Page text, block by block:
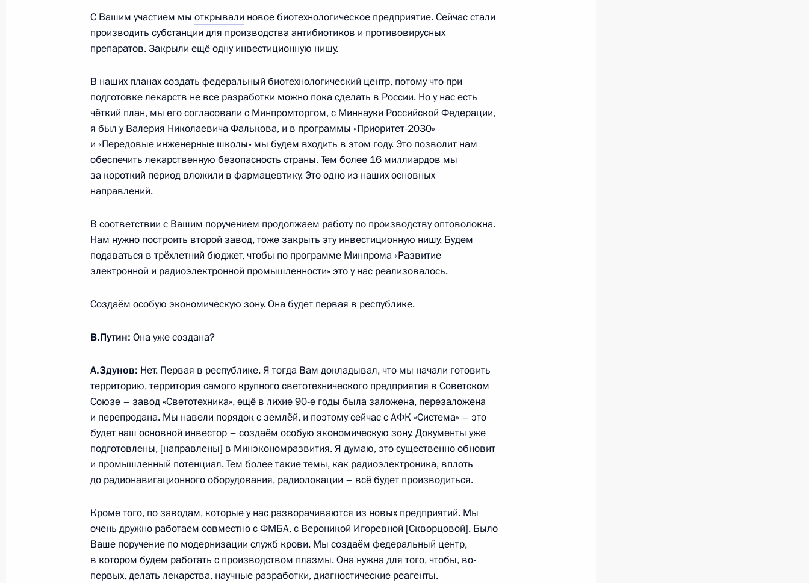
Совещание с членами Правительства
Пленарное заседание восьмого Восточного экономического
форума
12 сентября 2023 года, 11:45
Внесено изменение в Указ о применении специальных
экономических мер в сфере поставок природного газа в связи
с недружественными действиями некоторых иностранных
государств и международных организаций
Презентация результатов развития Дальнего Востока
11 сентября 2023 года, 15:15
Указ о временном порядке исполнения перед резидентами
и иностранными кредиторами государственных долговых
обязательств Российской Федерации
Совещание по вопросам социально-экономического развития
Смоленской области
9 сентября 2023 года, 16:05
С Вашим участием мы открывали новое биотехнологическое предприятие. Сейчас стали
производить субстанции для производства антибиотиков и противовирусных
препаратов. Закрыли ещё одну инвестиционную нишу.
В наших планах создать федеральный биотехнологический центр, потому что при
подготовке лекарств не все разработки можно пока сделать в России. Но у нас есть
чёткий план, мы его согласовали с Минпромторгом, с Миннауки Российской Федерации,
я был у Валерия Николаевича Фалькова, и в программы «Приоритет-2030»
и «Передовые инженерные школы» мы будем входить в этом году. Это позволит нам
обеспечить лекарственную безопасность страны. Тем более 16 миллиардов мы
за короткий период вложили в фармацевтику. Это одно из наших основных
направлений.
В соответствии с Вашим поручением продолжаем работу по производству оптоволокна.
Нам нужно построить второй завод, тоже закрыть эту инвестиционную нишу. Будем
подаваться в трёхлетний бюджет, чтобы по программе Минпрома «Развитие
электронной и радиоэлектронной промышленности» это у нас реализовалось.
Создаём особую экономическую зону. Она будет первая в республике.
В.Путин: Она уже создана?
А.Здунов: Нет. Первая в республике. Я тогда Вам докладывал, что мы начали готовить
территорию, территория самого крупного светотехнического предприятия в Советском
Союзе – завод «Светотехника», ещё в лихие 90-е годы была заложена, перезаложена
и перепродана. Мы навели порядок с землёй, и поэтому сейчас с АФК «Система» – это
будет наш основной инвестор – создаём особую экономическую зону. Документы уже
подготовлены, [направлены] в Минэкономразвития. Я думаю, это существенно обновит
и промышленный потенциал. Тем более такие темы, как радиоэлектроника, вплоть
до радионавигационного оборудования, радиолокации – всё будет производиться.
Кроме того, по заводам, которые у нас разворачиваются из новых предприятий. Мы
очень дружно работаем совместно с ФМБА, с Вероникой Игоревной [Скворцовой]. Было
Ваше поручение по модернизации служб крови. Мы создаём федеральный центр,
в котором будем работать с производством плазмы. Она нужна для того, чтобы, во-
первых, делать лекарства, научные разработки, диагностические реагенты.